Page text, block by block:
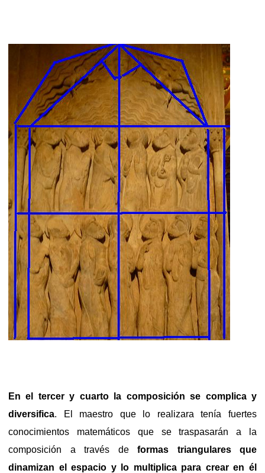
En el tercer y cuarto la composición se complica y
diversifica. El maestro que lo realizara tenía fuertes
conocimientos matemáticos que se traspasarán a la
composición a través de formas triangulares que
dinamizan el espacio y lo multiplica para crear en él